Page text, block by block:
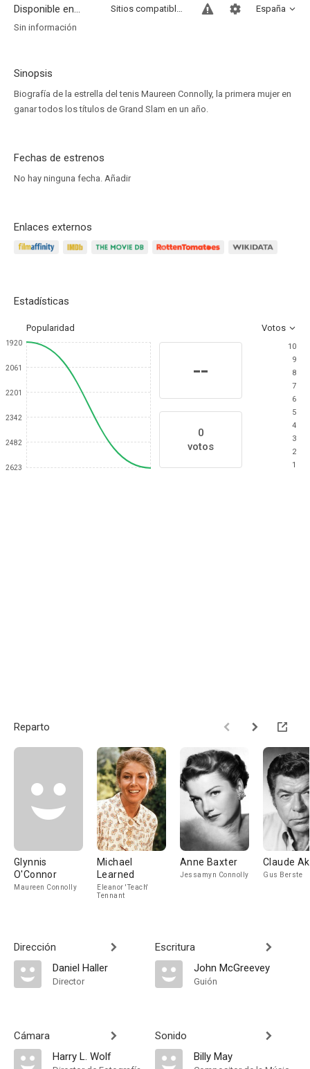
Disponible en... España
Sitios compatibles
Sin información
Sinopsis
Biografía de la estrella del tenis Maureen Connolly, la primera mujer en
ganar todos los títulos de Grand Slam en un año.
Fechas de estrenos
No hay ninguna fecha. Añadir
Enlaces externos
Estadísticas
Popularidad Votos
1920
2061
2201
2342
2482
2623
--
0
votos
10
9
8
7
6
5
4
3
2
1
Reparto
Glynnis
O'Connor
Maureen Connolly
Michael
Learned
Eleanor 'Teach'
Tennant
Anne Baxter
Jessamyn Connolly
Claude
Gus Berste
Dirección
Daniel Haller
Director
Cámara
Harry L. Wolf
Escritura
John McGreevey
Guión
Sonido
Billy May